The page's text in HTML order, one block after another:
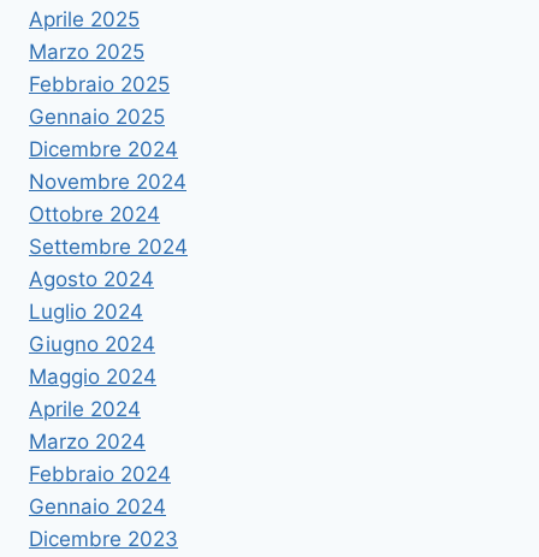
Aprile 2025
Marzo 2025
Febbraio 2025
Gennaio 2025
Dicembre 2024
Novembre 2024
Ottobre 2024
Settembre 2024
Agosto 2024
Luglio 2024
Giugno 2024
Maggio 2024
Aprile 2024
Marzo 2024
Febbraio 2024
Gennaio 2024
Dicembre 2023